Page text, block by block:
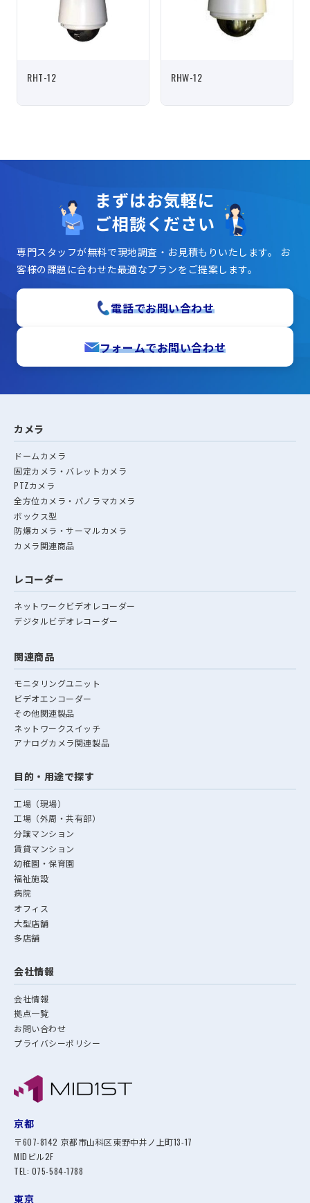
RHT-12 RHW-12
まずはお気軽に
ご相談ください
専門スタッフが無料で現地調査・お見積もりいたします。
お
客様の課題に合わせた最適なプランをご提案します。
電話でお問い合わせ
フォームでお問い合わせ
カメラ
ドームカメラ
固定カメラ・バレットカメラ
PTZカメラ
全方位カメラ・パノラマカメラ
ボックス型
防爆カメラ・サーマルカメラ
カメラ関連商品
レコーダー
ネットワークビデオレコーダー
デジタルビデオレコーダー
関連商品
モニタリングユニット
ビデオエンコーダー
その他関連製品
ネットワークスイッチ
アナログカメラ関連製品
目的・用途で探す
工場（現場）
工場（外周・共有部）
分譲マンション
賃貸マンション
幼稚園・保育園
福祉施設
病院
オフィス
大型店舗
多店舗
会社情報
会社情報
拠点一覧
お問い合わせ
プライバシーポリシー
京都
〒607-8142 京都市山科区東野中井ノ上町13-17
MIDビル2F
TEL: 075-584-1788
東京